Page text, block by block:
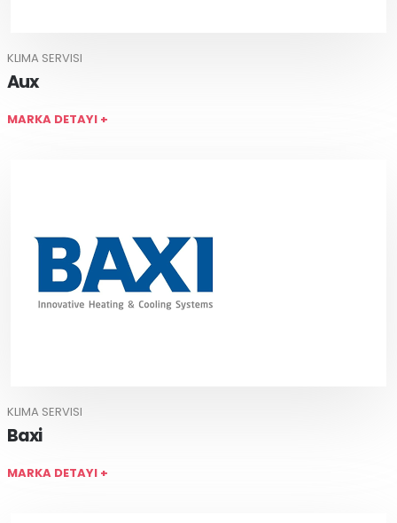
KLIMA SERVISI
Aux
MARKA DETAYI +
KLIMA SERVISI
Baxi
MARKA DETAYI +